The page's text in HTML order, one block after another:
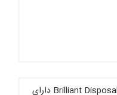
آینه یکبار مصرف برلیانت Brilliant Disposable Mirror دارای